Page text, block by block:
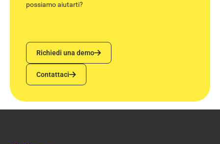
possiamo aiutarti?
Richiedi una demo
Richiedi una demo
Contattaci
Contattaci